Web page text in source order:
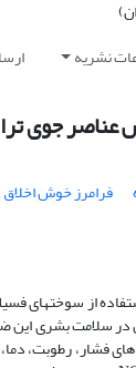
نشریه
جوی
فرامرز خوش اخلاق
از سوختهای
سلامت بشری این